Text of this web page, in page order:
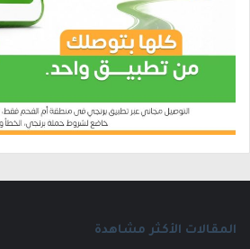
المقالات الأكثر مشاهدة